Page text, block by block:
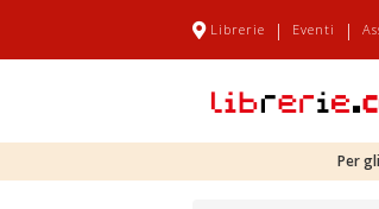
Librerie | Eventi |
Per